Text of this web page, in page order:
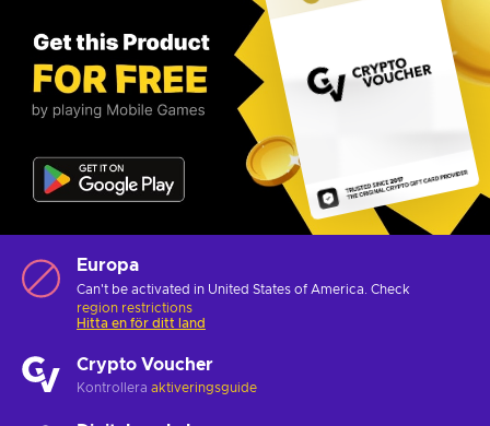
Europa
Can't be activated in United States of America. Check
region restrictions
Hitta en för ditt land
Crypto Voucher
Kontrollera aktiveringsguide